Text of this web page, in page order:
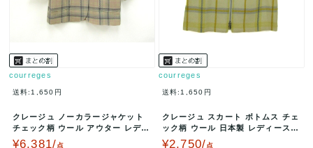
courreges
送料:1,650円
クレージュ ノーカラージャケット
チェック柄 ウール アウター レディ
ース 9ARサイズ グレー×ピ…
¥6,381/点
courreges
送料:1,650円
クレージュ スカート ボトムス チェ
ック柄 ウール 日本製 レディース 6
4-91サイズ クリーム×…
¥2,750/点